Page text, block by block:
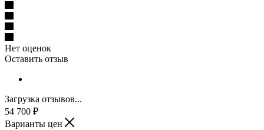
Нет оценок
Оставить отзыв
Загрузка отзывов...
54 700 ₽
Варианты цен